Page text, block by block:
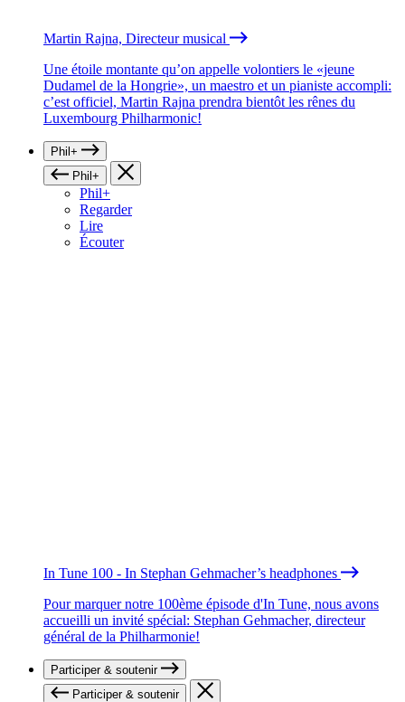
Martin Rajna, Directeur musical
Une étoile montante qu’on appelle volontiers le «jeune
Dudamel de la Hongrie», un maestro et un pianiste accompli:
c’est officiel, Martin Rajna prendra bientôt les rênes du
Luxembourg Philharmonic!
Phil+
Phil+
Phil+
Regarder
Lire
Écouter
In Tune 100 - In Stephan Gehmacher’s headphones
Pour marquer notre 100ème épisode d'In Tune, nous avons
accueilli un invité spécial: Stephan Gehmacher, directeur
général de la Philharmonie!
Participer & soutenir
Participer & soutenir